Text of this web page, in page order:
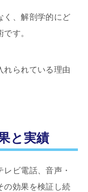
く、解剖学的にど
す。
れられている理由
と実績
ビ電話、音声・
の効果を検証し続